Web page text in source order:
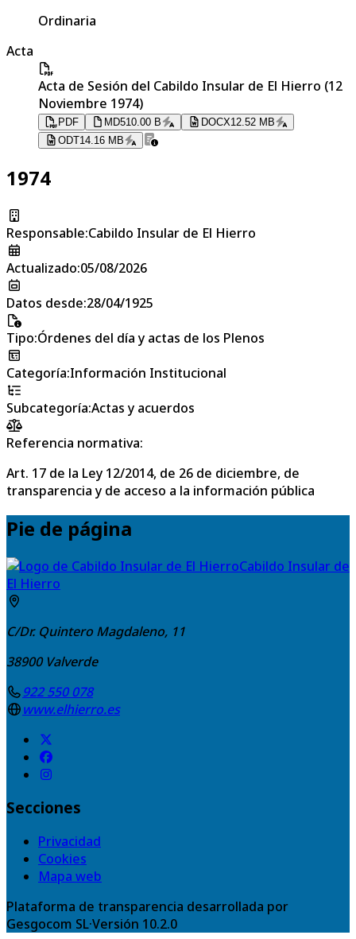
Ordinaria
Acta
Acta de Sesión del Cabildo Insular de El Hierro (12
Noviembre 1974)
PDF MD510.00 B DOCX12.52 MB
ODT14.16 MB
1974
Responsable:Cabildo Insular de El Hierro
Actualizado:05/08/2026
Datos desde:28/04/1925
Tipo:Órdenes del día y actas de los Plenos
Categoría:Información Institucional
Subcategoría:Actas y acuerdos
Referencia normativa:
Art. 17 de la Ley 12/2014, de 26 de diciembre, de
transparencia y de acceso a la información pública
Pie de página
Cabildo Insular de
El Hierro
C/Dr. Quintero Magdaleno, 11
38900 Valverde
922 550 078
www.elhierro.es
Secciones
Privacidad
Cookies
Mapa web
Plataforma de transparencia desarrollada por
Gesgocom SL·Versión 10.2.0